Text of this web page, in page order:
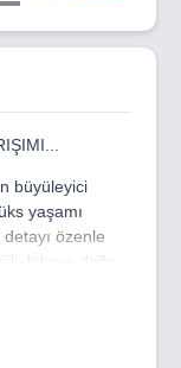
büyüleyici
yaşamı
özenle
lüksve doğa